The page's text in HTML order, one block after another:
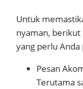
Untuk
nyaman,
yang perlu
Pesan
Terutama